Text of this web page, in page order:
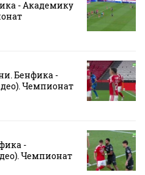
- Академику
Бенфика -
Чемпионат
-
Чемпионат